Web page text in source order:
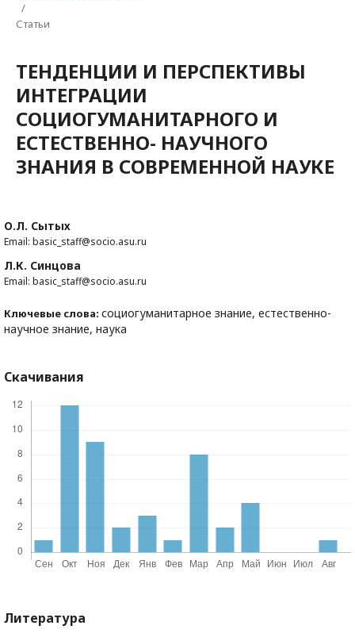
/
Статьи
ТЕНДЕНЦИИ И ПЕРСПЕКТИВЫ
ИНТЕГРАЦИИ
СОЦИОГУМАНИТАРНОГО И
ЕСТЕСТВЕННО- НАУЧНОГО
ЗНАНИЯ В СОВРЕМЕННОЙ НАУКЕ
О.Л. Сытых
Email: basic_staff@socio.asu.ru
Л.К. Синцова
Email: basic_staff@socio.asu.ru
Ключевые слова: социогуманитарное знание, естественно-
научное знание, наука
Скачивания
Литература